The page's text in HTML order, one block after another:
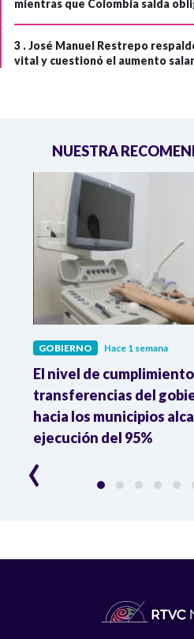
mientras que Colombia salda
3 .José Manuel Restrepo
vital y cuestionó el aumento
NUESTRA
GOBIERNO Hace 1 semana
El nivel de
transferencias del
hacia los municipios
ejecución del 95%
‹